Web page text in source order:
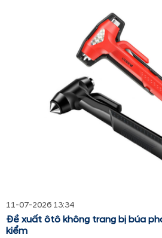
11-07-2026 13:34
Đề xuất ôtô không trang bị búa
kiểm